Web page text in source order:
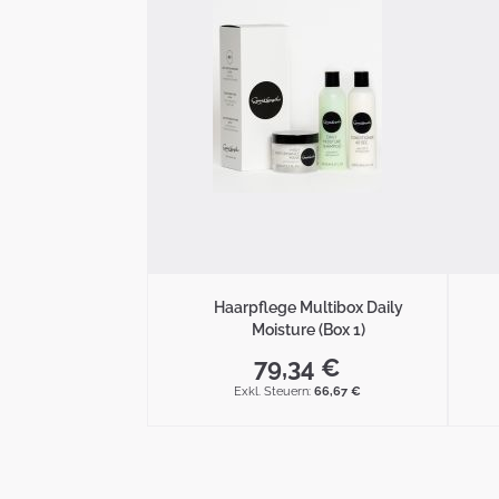
Haarpflege Multibox Daily
Moisture (Box 1)
79,34 €
66,67 €